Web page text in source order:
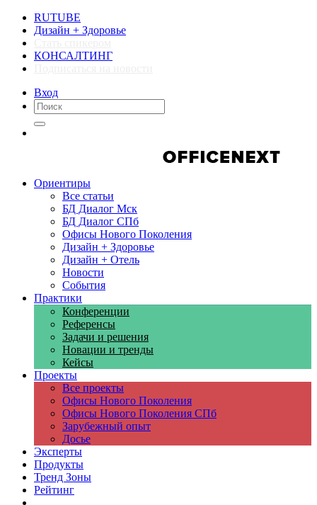
RUTUBE
Дизайн + Здоровье
КОНСАЛТИНГ
Вход
Ориентиры
Все статьи
БД Диалог Мск
БД Диалог СПб
Офисы Нового Поколения
Дизайн + Здоровье
Дизайн + Отель
Новости
События
Практики
Конференции
Референсы
Задачи и решения
Новации и тренды
Кейсы
Проекты
Все проекты
Офисы Нового Поколения
Офисы Нового Поколения СПб
Зарубежный опыт
Досье
Эксперты
Продукты
Тренд Зоны
Рейтинг